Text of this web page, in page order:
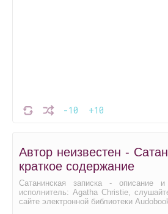
-10 +10
Автор неизвестен -
краткое содержание
Сатанинская записка - описание и
исполнитель: Agatha Christie,
сайте электронной библиотеки